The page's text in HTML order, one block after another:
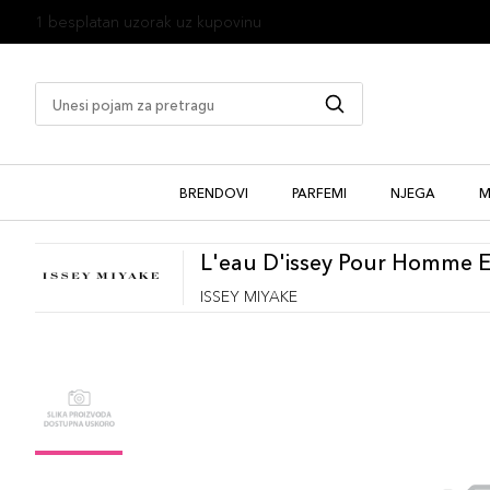
1 besplatan uzorak uz kupovinu
BRENDOVI PARFEMI NJEGA
L'eau D'issey Pour Homme
ISSEY MIYAKE